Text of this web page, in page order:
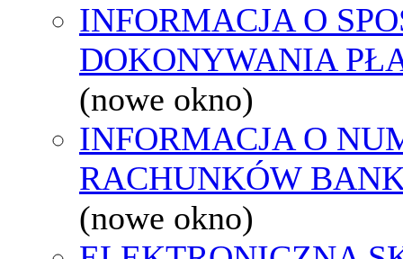
INFORMACJA O
DOKONYWANIA
(nowe okno)
INFORMACJA O
RACHUNKÓW
(nowe okno)